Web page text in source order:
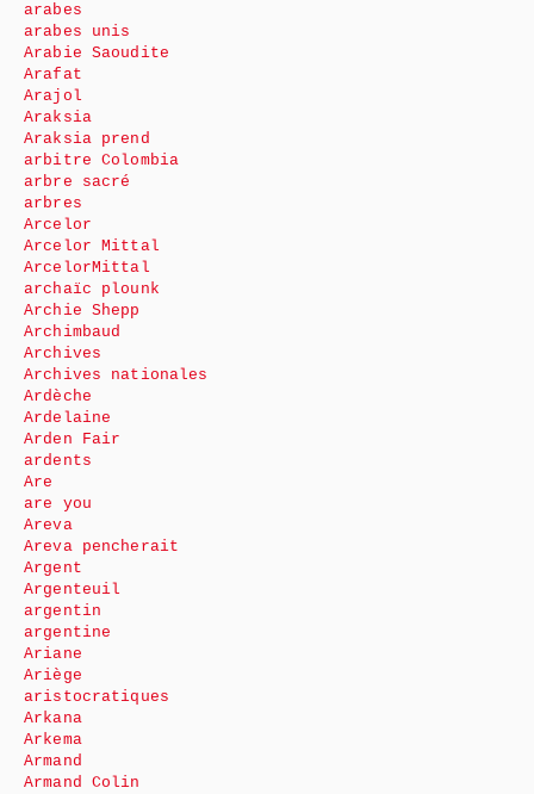
arabes
arabes unis
Arabie Saoudite
Arafat
Arajol
Araksia
Araksia prend
arbitre Colombia
arbre sacré
arbres
Arcelor
Arcelor Mittal
ArcelorMittal
archaïc plounk
Archie Shepp
Archimbaud
Archives
Archives nationales
Ardèche
Ardelaine
Arden Fair
ardents
Are
are you
Areva
Areva pencherait
Argent
Argenteuil
argentin
argentine
Ariane
Ariège
aristocratiques
Arkana
Arkema
Armand
Armand Colin